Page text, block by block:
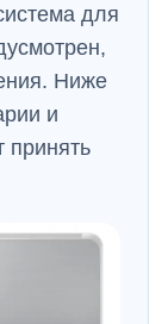
для
Ниже
и
принять